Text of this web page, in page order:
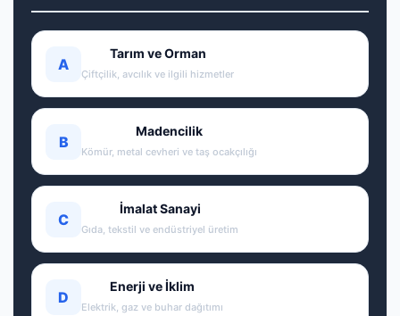
A
Tarım ve Orman
Çiftçilik, avcılık ve ilgili hizmetler
B
Madencilik
Kömür, metal cevheri ve taş ocakçılığı
C
İmalat Sanayi
Gıda, tekstil ve endüstriyel üretim
D
Enerji ve İklim
Elektrik, gaz ve buhar dağıtımı